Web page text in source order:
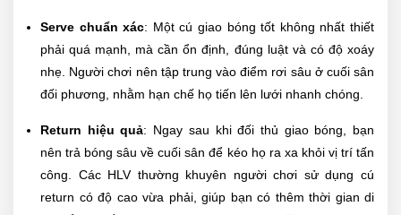
Serve chuẩn xác: Một cú giao bóng tốt không nhất thiết
phải quá mạnh, mà cần ổn định, đúng luật và có độ xoáy
nhẹ. Người chơi nên tập trung vào điểm rơi sâu ở cuối sân
đối phương, nhằm hạn chế họ tiến lên lưới nhanh chóng.
Return hiệu quả: Ngay sau khi đối thủ giao bóng, bạn
nên trả bóng sâu về cuối sân để kéo họ ra xa khỏi vị trí tấn
công. Các HLV thường khuyên người chơi sử dụng cú
return có độ cao vừa phải, giúp bạn có thêm thời gian di